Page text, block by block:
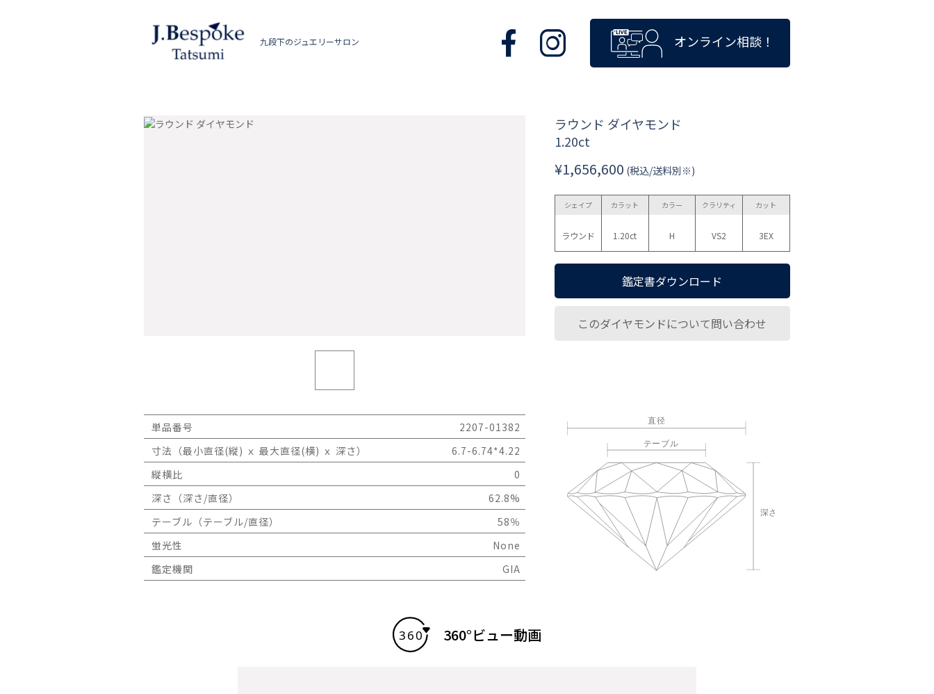
九段下のジュエリーサロン オンライン相談！
ラウンド ダイヤモンド
1.20ct
¥1,656,600 (税込/送料別※)
シェイプ
ラウンド
カラット
1.20ct
カラー
H
クラリティ
VS2
カット
3EX
鑑定書ダウンロード
このダイヤモンドについて問い合わせ
単品番号
2207-01382
寸法（最小直径(縦) ｘ 最大直径(横) ｘ 深さ）
6.7-6.74*4.22
縦横比
0
深さ（深さ/直径）
62.8%
テーブル（テーブル/直径）
58％
蛍光性
None
鑑定機関
GIA
360°ビュー動画